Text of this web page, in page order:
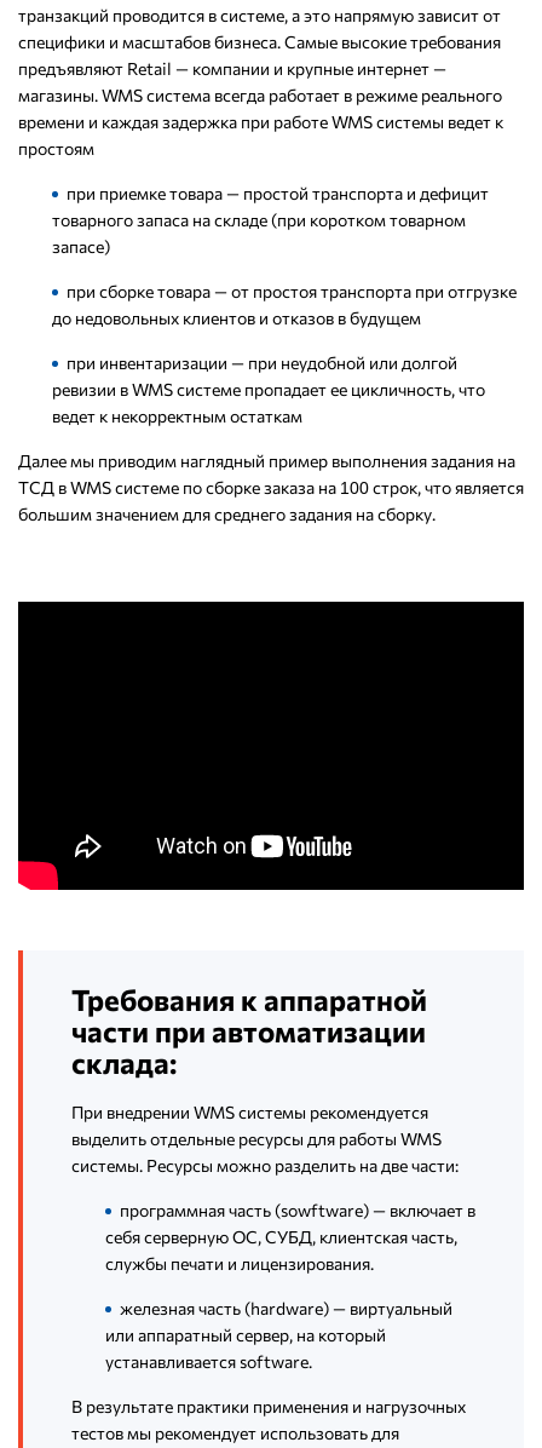
транзакций проводится в системе, а это напрямую зависит от
специфики и масштабов бизнеса. Самые высокие требования
предъявляют Retail — компании и крупные интернет —
магазины. WMS система всегда работает в режиме реального
времени и каждая задержка при работе WMS системы ведет к
простоям
при приемке товара — простой транспорта и дефицит
товарного запаса на складе (при коротком товарном
запасе)
при сборке товара — от простоя транспорта при отгрузке
до недовольных клиентов и отказов в будущем
при инвентаризации — при неудобной или долгой
ревизии в WMS системе пропадает ее цикличность, что
ведет к некорректным остаткам
Далее мы приводим наглядный пример выполнения задания на
ТСД в WMS системе по сборке заказа на 100строк, что является
большим значением для среднего задания на сборку.
Требования к аппаратной
части при автоматизации
склада:
При внедрении WMS системы рекомендуется
выделить отдельные ресурсы для работы WMS
системы. Ресурсы можно разделить на две части:
программная часть (sowftware) — включает в
себя серверную ОС, СУБД, клиентская часть,
службы печати и лицензирования.
железная часть (hardware) — виртуальный
или аппаратный сервер, на который
устанавливается software.
В результате практики применения и нагрузочных
тестов мы рекомендует использовать для